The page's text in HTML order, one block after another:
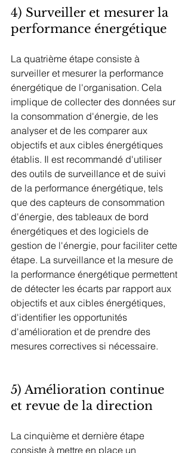
4) Surveiller et mesurer la
performance énergétique
La quatrième étape consiste à
surveiller et mesurer la performance
énergétique de l'organisation. Cela
implique de collecter des données sur
la consommation d'énergie, de les
analyser et de les comparer aux
objectifs et aux cibles énergétiques
établis. Il est recommandé d'utiliser
des outils de surveillance et de suivi
de la performance énergétique, tels
que des capteurs de consommation
d'énergie, des tableaux de bord
énergétiques et des logiciels de
gestion de l'énergie, pour faciliter cette
étape. La surveillance et la mesure de
la performance énergétique permettent
de détecter les écarts par rapport aux
objectifs et aux cibles énergétiques,
d'identifier les opportunités
d'amélioration et de prendre des
mesures correctives si nécessaire.
5) Amélioration continue
et revue de la direction
La cinquième et dernière étape
consiste à mettre en place un